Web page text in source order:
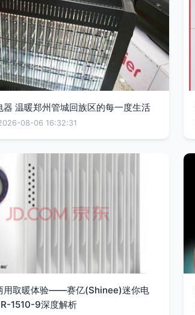
器 温暖郑州管城回族区的每一度生活
08-06 16:32:31
用取暖体验——赛亿(Shinee)迷你电
1510-9深度解析